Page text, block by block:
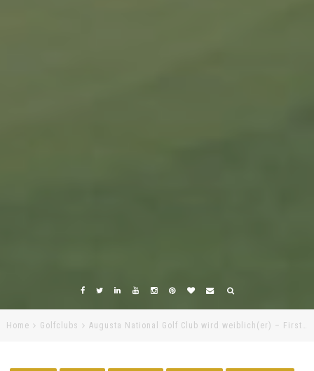
Home Golfclubs Augusta National Golf Club wird weiblich(er) – First…